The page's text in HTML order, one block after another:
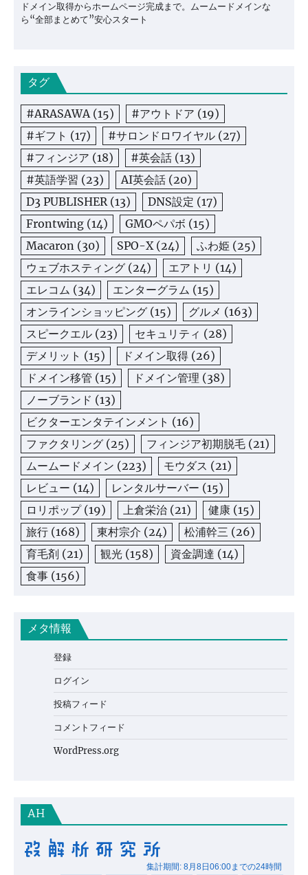
ドメイン取得からホームページ完成まで。ムームードメインな
ら“全部まとめて”安心スタート
タグ
#ARASAWA(15) #アウトドア (19)
#ギフト (17) #サロンドロワイヤル (27)
#フィンジア (18) #英会話 (13)
#英語学習 (23) AI英会話 (20)
D3 PUBLISHER(13) DNS設定 (17)
Frontwing (14) GMOペパボ (15)
Macaron (30) SPO-X(24) ふわ姫 (25)
ウェブホスティング (24) エアトリ (14)
エレコム (34) エンターグラム (15)
オンラインショッピング (15) グルメ (163)
スピークエル (23) セキュリティ (28)
デメリット (15) ドメイン取得 (26)
ドメイン移管 (15) ドメイン管理 (38)
ノーブランド (13)
ビクターエンタテインメント (16)
ファクタリング (25) フィンジア初期脱毛 (21)
ムームードメイン (223) モウダス (21)
レビュー (14) レンタルサーバー (15)
ロリポップ(19) 上倉栄治 (21) 健康 (15)
旅行 (168) 東村宗介 (24) 松浦幹三 (26)
育毛剤 (21) 観光 (158) 資金調達 (14)
食事 (156)
メタ情報
登録
ログイン
投稿フィード
コメントフィード
WordPress.org
AH